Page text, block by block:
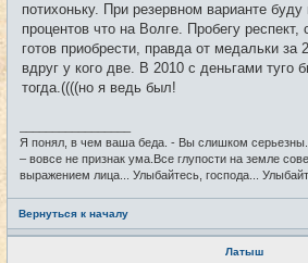
потихоньку. При резервном варианте
процентов что на Волге. Пробегу респект,
готов приобрести, правда от медальки за
вдруг у кого две. В 2010 с деньгами туго
тогда.((((но я ведь был!
Я понял, в чем ваша беда. - Вы слишком
– вовсе не признак ума.Все глупости на земле
выражением лица... Улыбайтесь, господа...
Вернуться к началу
Латыш